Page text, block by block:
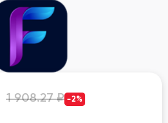
1 908.27 ₽ -2%